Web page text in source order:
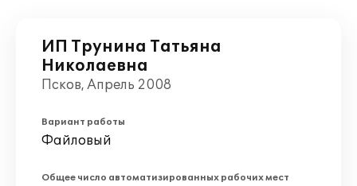
ИП Трунина Татьяна
Николаевна
Псков, Апрель 2008
Вариант работы
Файловый
Общее число автоматизированных рабочих мест